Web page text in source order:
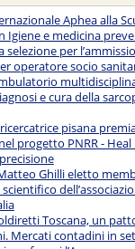
Aphea alla
Igiene e medicina
selezione per
operatore socio
e cura della
pisana
progetto PNRR - Heal
Ghilli eletto
Toscana, un
Mercati contadini in